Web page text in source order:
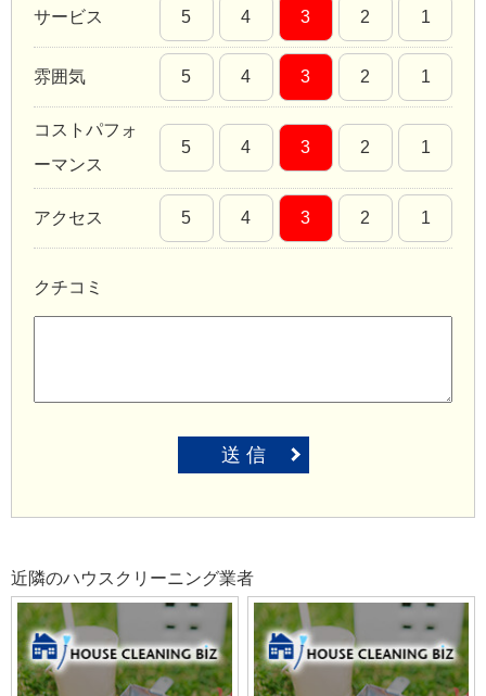
サービス 5 4 3 2 1
雰囲気 5 4 3 2 1
コストパフォ
ーマンス
5 4 3 2 1
アクセス 5 4 3 2 1
クチコミ
送 信
近隣のハウスクリーニング業者